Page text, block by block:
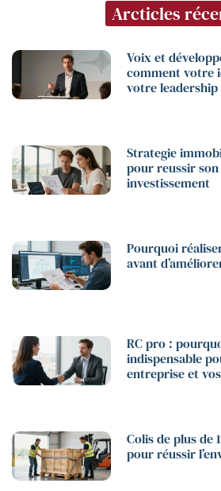
Arcticles
Voix et
comment votre
votre leadership
Strategie
pour reussir
investissement
Pourquoi
avant
RC pro :
indispensable
entreprise et
Colis de plus de
pour réussir